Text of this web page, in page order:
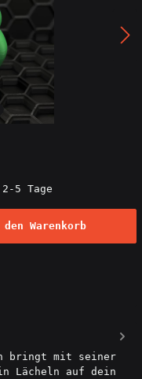
5 Tage
Warenkorb
bringt mit seiner
Lächeln auf dein